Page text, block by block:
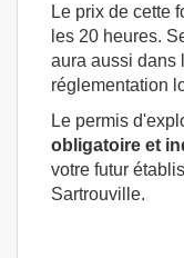
Le prix de cette
les 20 heures.
aura aussi dans
réglementation
Le permis
obligatoire et
votre futur
Sartrouville.